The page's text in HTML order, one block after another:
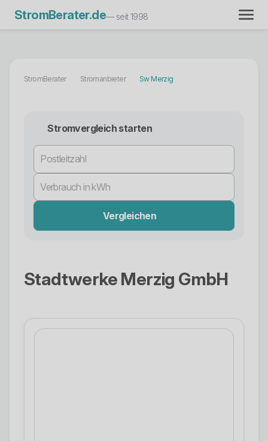
StromBerater.de— seit 1998
StromBerater Stromanbieter Sw Merzig
Stromvergleich starten
Vergleichen
Stadtwerke Merzig GmbH